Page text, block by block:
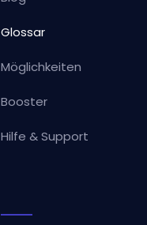
Glossar
Möglichkeiten
Booster
Hilfe & Support